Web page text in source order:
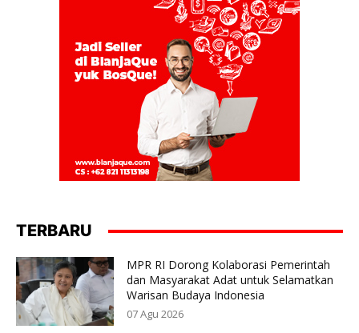
TERBARU
MPR RI Dorong Kolaborasi Pemerintah
dan Masyarakat Adat untuk Selamatkan
Warisan Budaya Indonesia
07 Agu 2026